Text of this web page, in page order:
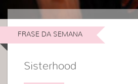
FRASE DA SEMANA
Sisterhood